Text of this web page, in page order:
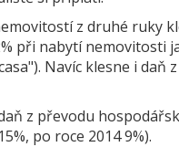
z druhé ruky
při nabytí nemovitosti
Navíc klesne i daň
z převodu
po roce 2014 9%).